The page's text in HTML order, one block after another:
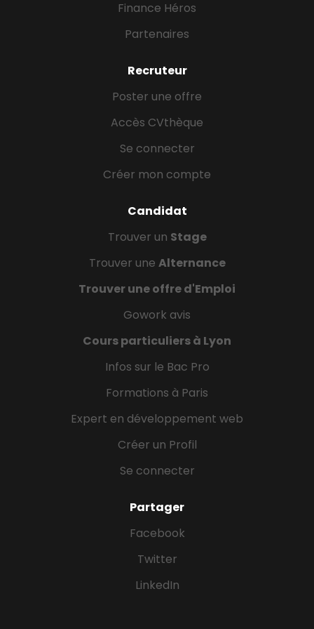
Finance Héros
Partenaires
Recruteur
Poster une offre
Accès CVthèque
Se connecter
Créer mon compte
Candidat
Trouver un Stage
Trouver une Alternance
Trouver une offre d'Emploi
Gowork avis
Cours particuliers à Lyon
Infos sur le Bac Pro
Formations à Paris
Expert en développement web
Créer un Profil
Se connecter
Partager
Facebook
Twitter
LinkedIn